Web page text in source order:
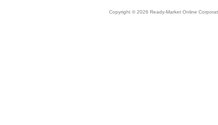
Copyright © 2026 Ready-Market Online